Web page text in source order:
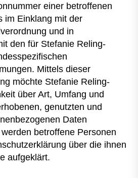
einer betroffenen
im Einklang mit der
und in
den für Stefanie Reling-
Mittels dieser
möchte Stefanie Reling-
über Art, Umfang und
genutzten und
Daten
betroffene Personen
über die ihnen
aufgeklärt.